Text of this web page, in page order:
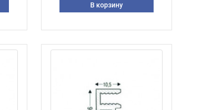
В корзину